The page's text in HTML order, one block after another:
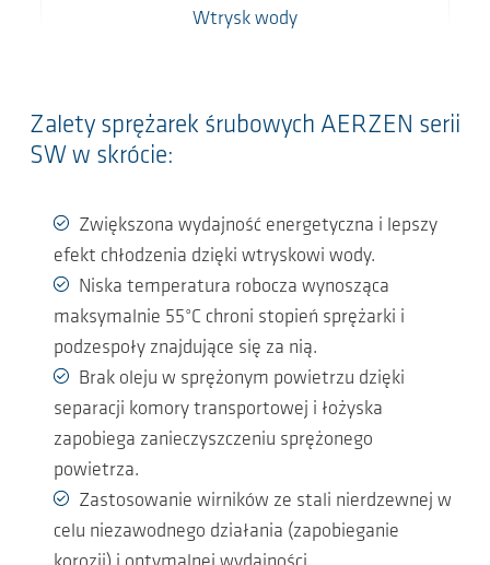
Wtrysk wody
Zalety sprężarek śrubowych AERZEN serii
SW w skrócie:
Zwiększona wydajność energetyczna i lepszy
efekt chłodzenia dzięki wtryskowi wody.
Niska temperatura robocza wynosząca
maksymalnie 55°C chroni stopień sprężarki i
podzespoły znajdujące się za nią.
Brak oleju w sprężonym powietrzu dzięki
separacji komory transportowej i łożyska
zapobiega zanieczyszczeniu sprężonego
powietrza.
Zastosowanie wirników ze stali nierdzewnej w
celu niezawodnego działania (zapobieganie